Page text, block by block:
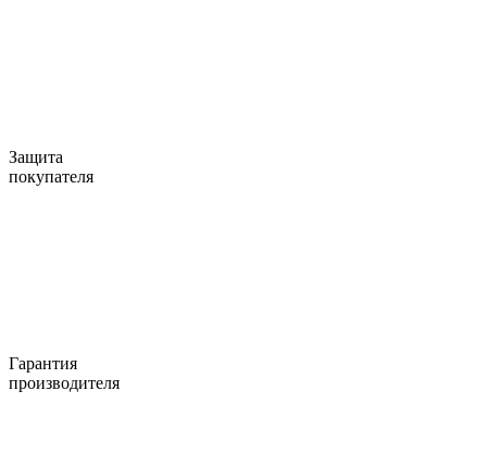
Защита
покупателя
Гарантия
производителя